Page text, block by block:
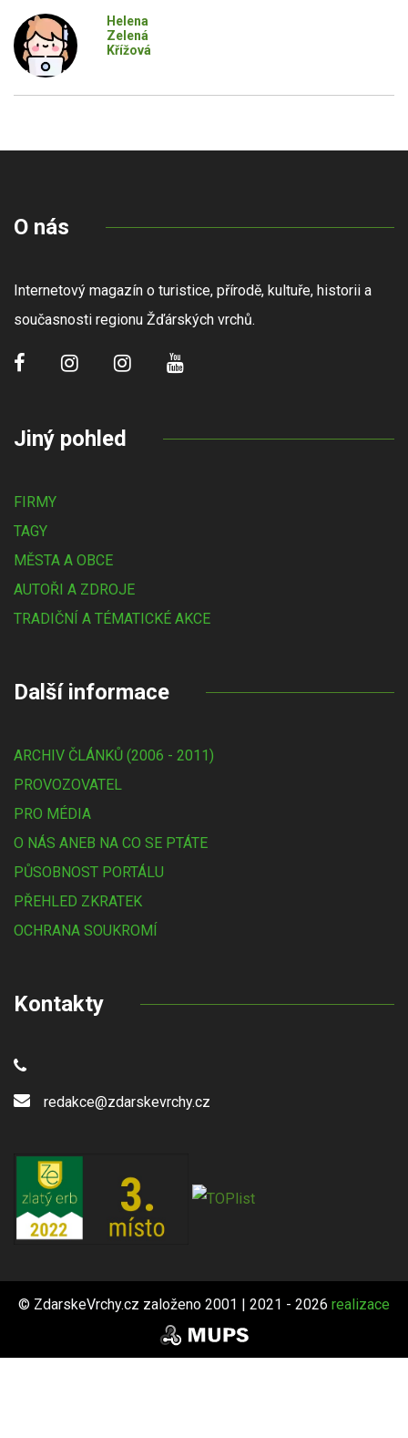
Helena
Zelená
Křížová
O nás
Internetový magazín o turistice, přírodě, kultuře, historii a
současnosti regionu Žďárských vrchů.
Jiný pohled
FIRMY
TAGY
MĚSTA A OBCE
AUTOŘI A ZDROJE
TRADIČNÍ A TÉMATICKÉ AKCE
Další informace
ARCHIV ČLÁNKŮ (2006 - 2011)
PROVOZOVATEL
PRO MÉDIA
O NÁS ANEB NA CO SE PTÁTE
PŮSOBNOST PORTÁLU
PŘEHLED ZKRATEK
OCHRANA SOUKROMÍ
Kontakty
redakce@zdarskevrchy.cz
© ZdarskeVrchy.cz založeno 2001 | 2021 - 2026 realizace